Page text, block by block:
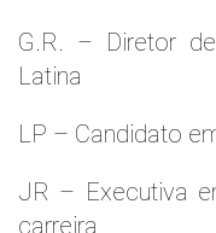
G.R. – Diretor
Latina
LP – Candidato
JR – Executiva
carreira